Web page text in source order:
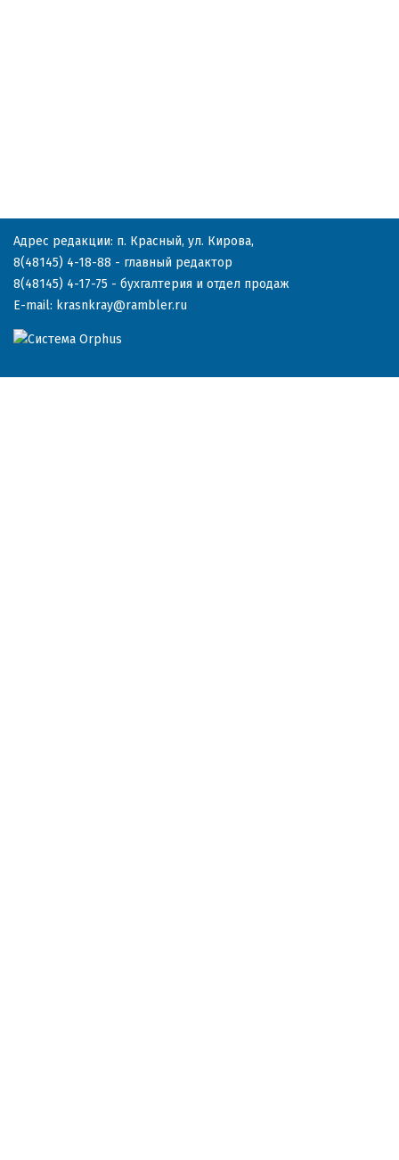
Адрес редакции: п. Красный, ул. Кирова,
8(48145) 4-18-88 - главный редактор
8(48145) 4-17-75 - бухгалтерия и отдел продаж
E-mail: krasnkray@rambler.ru